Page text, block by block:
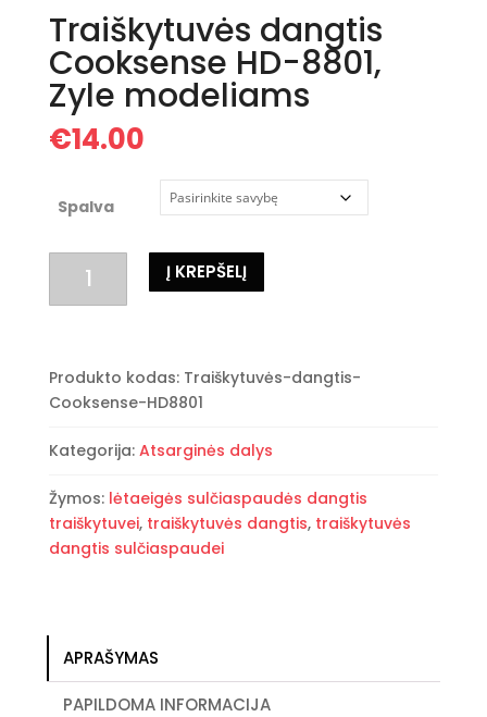
Traiškytuvės dangtis
Cooksense HD-8801,
Zyle modeliams
€14.00
Spalva
kiekis:
Traiškytuvės
HD-
8801,
modeliams
Į KREPŠELĮ
Produkto kodas: Traiškytuvės-dangtis-
Cooksense-HD8801
Kategorija: Atsarginės dalys
Žymos: lėtaeigės sulčiaspaudės dangtis
traiškytuvei, traiškytuvės dangtis, traiškytuvės
dangtis sulčiaspaudei
APRAŠYMAS
PAPILDOMA INFORMACIJA